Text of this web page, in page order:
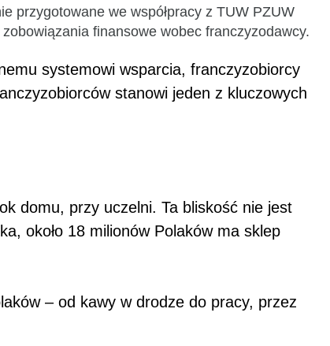
przygotowane we współpracy z TUW PZUW
finansowe wobec franczyzodawcy.
systemowi wsparcia, franczyzobiorcy
stanowi jeden z kluczowych
domu, przy uczelni. Ta bliskość nie jest
około 18 milionów Polaków ma sklep
– od kawy w drodze do pracy, przez